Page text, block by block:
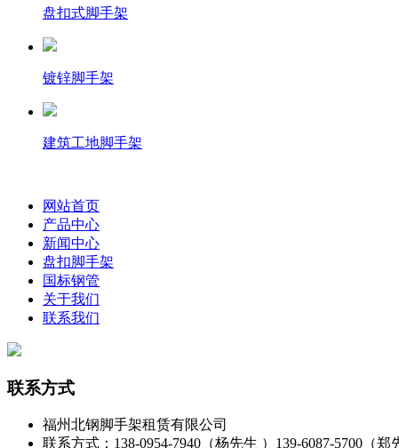
盘扣式脚手架
镀锌脚手架
建筑工地脚手架
网站首页
产品中心
新闻中心
盘扣脚手架
国标钢管
关于我们
联系我们
联系方式
福州北钢脚手架租赁有限公司
联系方式：138-0954-7940（杨先生 ）139-6087-5700（郑